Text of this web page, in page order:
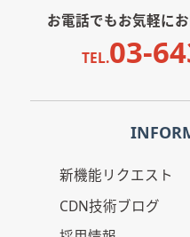
お電話でもお気軽に
TEL.03-
新機能リクエスト
CDN技術ブログ